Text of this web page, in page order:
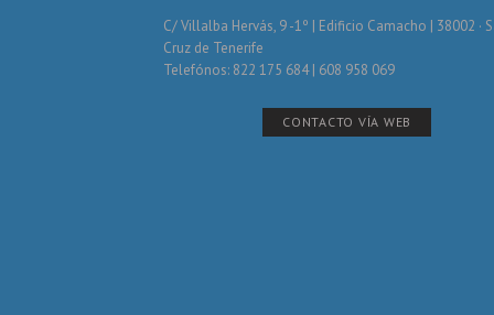
C/ Villalba Hervás, 9 -1º | Edificio Camacho | 38002 ·
Cruz de Tenerife
Telefónos: 822 175 684 | 608 958 069
CONTACTO VÍA WEB